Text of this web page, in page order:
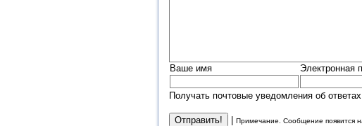
Ваше имя Электронная
Получать почтовые уведомления об
| Примечание. Сообщение появится